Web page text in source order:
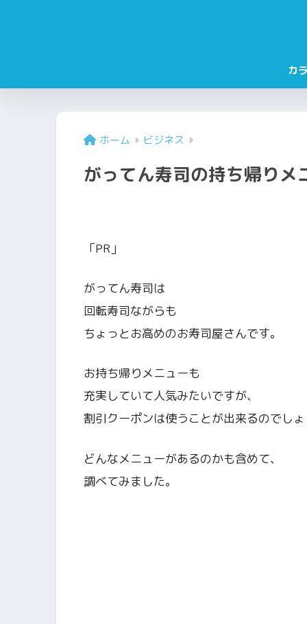
カ
ホーム ビジネス
がってん寿司の持ち帰り
「PR」
がってん寿司は
回転寿司ながらも
ちょっとお高めのお寿司屋さんです。
お持ち帰りメニューも
充実していて人気みたいですが、
割引クーポンは使うことが出来るのでし
どんなメニューがあるのかも含めて、
調べてみました。